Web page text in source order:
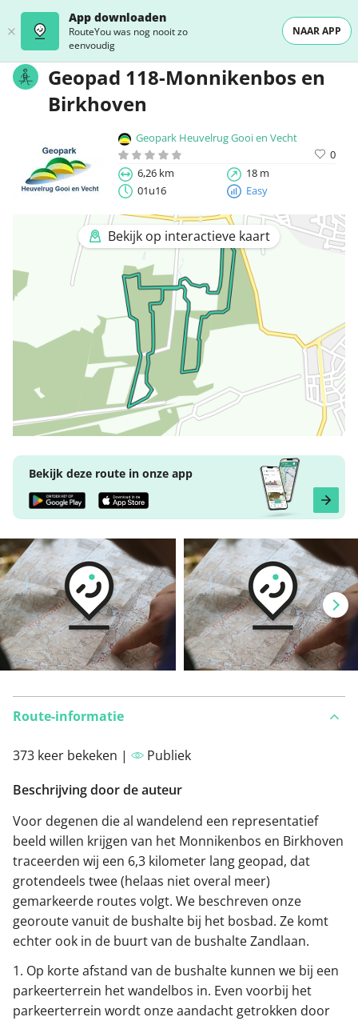
App downloaden
RouteYou was nog nooit zo
eenvoudig
NAAR APP
Geopad 118-Monnikenbos en
Birkhoven
Geopark Heuvelrug Gooi en Vecht
0
6,26 km
18 m
01u16
Easy
Bekijk op interactieve kaart
Bekijk deze route in onze app
Route-informatie
373 keer bekeken |
Publiek
Beschrijving door de auteur
Voor degenen die al wandelend een representatief
beeld willen krijgen van het Monnikenbos en Birkhoven
traceerden wij een 6,3 kilometer lang geopad, dat
grotendeels twee (helaas niet overal meer)
gemarkeerde routes volgt. We beschreven onze
georoute vanuit de bushalte bij het bosbad. Ze komt
echter ook in de buurt van de bushalte Zandlaan.
1. Op korte afstand van de bushalte kunnen we bij een
parkeerterrein het wandelbos in. Even voorbij het
parkeerterrein wordt onze aandacht getrokken door